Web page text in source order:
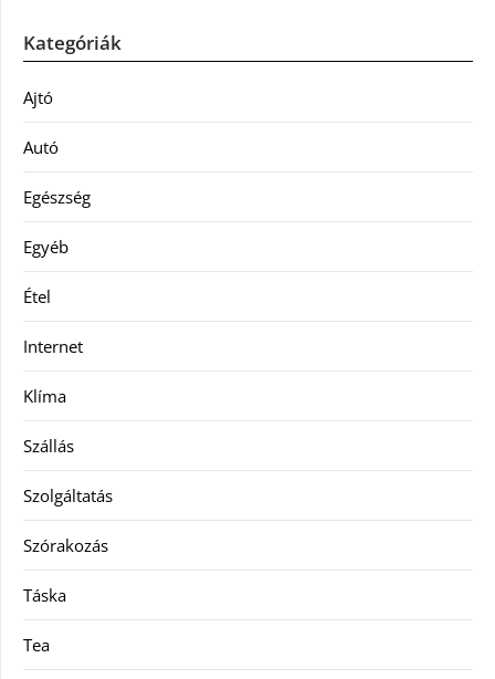
Kategóriák
Ajtó
Autó
Egészség
Egyéb
Étel
Internet
Klíma
Szállás
Szolgáltatás
Szórakozás
Táska
Tea